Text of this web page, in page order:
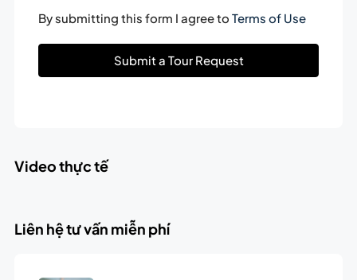
By submitting this form I agree to Terms of Use
Submit a Tour Request
Video thực tế
Liên hệ tư vấn miễn phí